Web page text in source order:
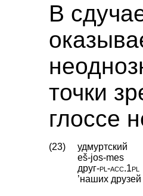
В
точки
глоссе
(23)
удмуртский
eš-jos-mes
друг‑pl‑acc.1pl
’наших друзей